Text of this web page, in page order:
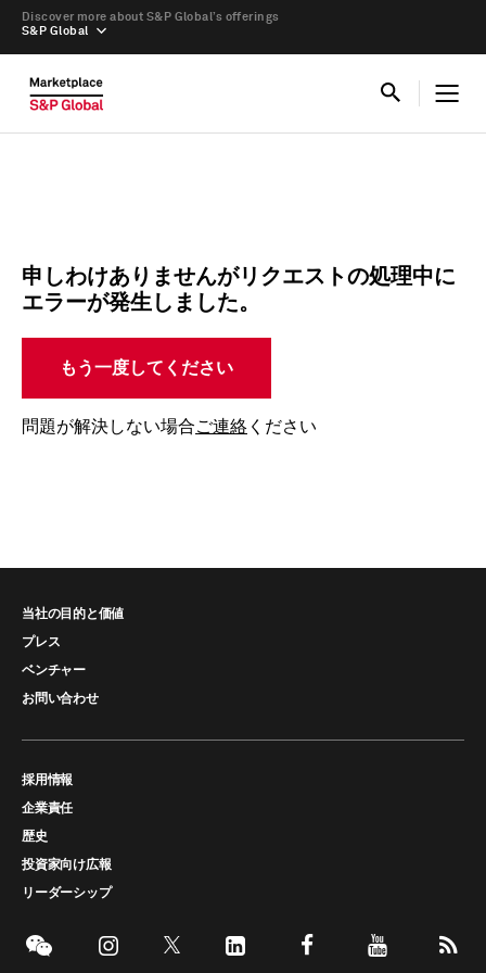
S&P Global
Discover more about S&P Global’s offerings
申しわけありませんがリクエストの処理中に
エラーが発生しました。
もう一度してください
問題が解決しない場合ご連絡 ください
当社の目的と価値
プレス
ベンチャー
お問い合わせ
採用情報
企業責任
歴史
投資家向け広報
リーダーシップ